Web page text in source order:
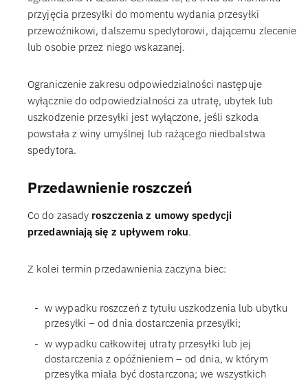
przyjęcia przesyłki do momentu wydania przesyłki
przewoźnikowi, dalszemu spedytorowi, dającemu zlecenie
lub osobie przez niego wskazanej.
Ograniczenie zakresu odpowiedzialności następuje
wyłącznie do odpowiedzialności za utratę, ubytek lub
uszkodzenie przesyłki jest wyłączone, jeśli szkoda
powstała z winy umyślnej lub rażącego niedbalstwa
spedytora.
Przedawnienie roszczeń
Co do zasady roszczenia z umowy spedycji
przedawniają się z upływem roku.
Z kolei termin przedawnienia zaczyna biec:
w wypadku roszczeń z tytułu uszkodzenia lub ubytku
przesyłki – od dnia dostarczenia przesyłki;
w wypadku całkowitej utraty przesyłki lub jej
dostarczenia z opóźnieniem – od dnia, w którym
przesyłka miała być dostarczona; we wszystkich